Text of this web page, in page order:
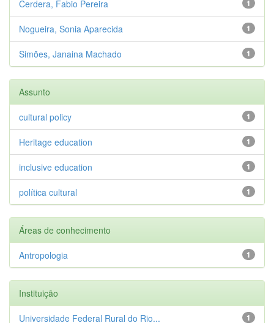
1
Cerdera, Fabio Pereira
1
Nogueira, Sonia Aparecida
1
Simões, Janaina Machado
Assunto
1
cultural policy
1
Heritage education
1
inclusive education
1
política cultural
Áreas de conhecimento
1
Antropologia
Instituição
1
Universidade Federal Rural do Rio...